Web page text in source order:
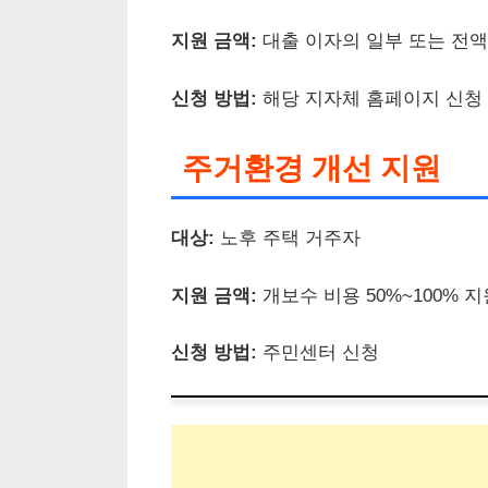
지원 금액: 대출 이자의 일부 또는 전
신청 방법: 해당 지자체 홈페이지 신청
주거환경 개선 지원
대상: 노후 주택 거주자
지원 금액: 개보수 비용 50%~100% 지
신청 방법: 주민센터 신청